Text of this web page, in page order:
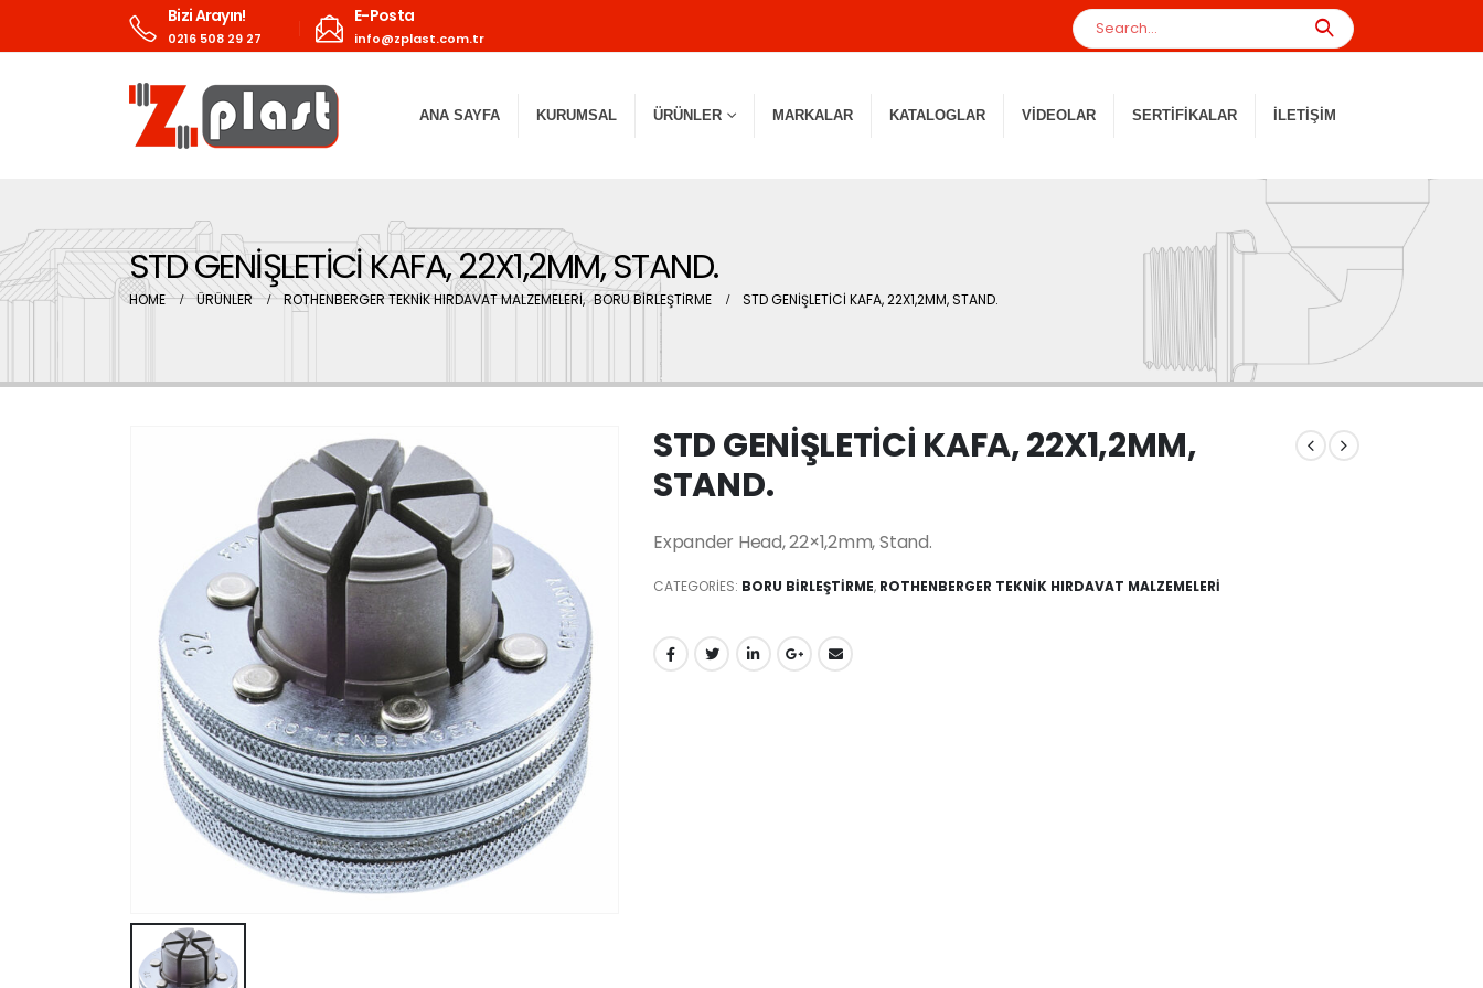
Bizi Arayın!
0216 508 29 27
E-Posta
info@zplast.com.tr
ANA SAYFA KURUMSAL ÜRÜNLER MARKALAR KATALOGLAR VIDEOLAR SERTIFIKALAR İLETIŞIM
STD GENİŞLETİCİ KAFA, 22X1,2MM, STAND.
HOME ÜRÜNLER ROTHENBERGER TEKNİK HIRDAVAT MALZEMELERİ, BORU BİRLEŞTİRME STD GENİŞLETİCİ KAFA, 22X1,2MM, STAND.
STD GENİŞLETİCİ KAFA, 22X1,2MM,
STAND.
Expander Head, 22×1,2mm, Stand.
CATEGORIES: BORU BİRLEŞTİRME, ROTHENBERGER TEKNİK HIRDAVAT MALZEMELERİ